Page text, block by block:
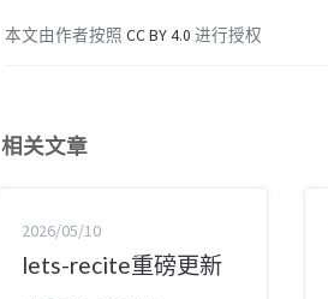
本文由作者按照 CC BY 4.0 进行授权
相关文章
2026/05/10
lets-recite重磅更新